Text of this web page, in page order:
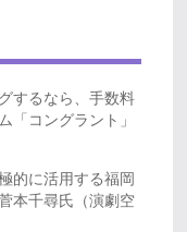
するなら、手数料
「コングラント」
的に活用する福岡
本千尋氏（演劇空